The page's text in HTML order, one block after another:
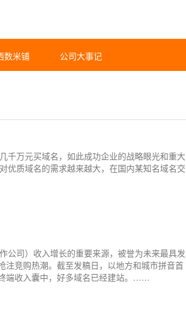
数米铺 公司大事记
千万元买域名，如此成功企业的战略眼光和重大
优质域名的需求越来越大，在国内某知名域名交
司）收入增长的重要来源，被誉为未来最具发
竞购热潮。截至发稿日，以地方和城市拼音首
端收入囊中，好多域名已经建站。……